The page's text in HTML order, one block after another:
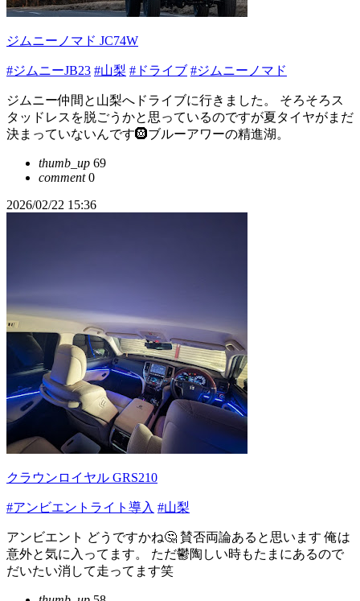
ジムニーノマド JC74W
#ジムニーJB23 #山梨 #ドライブ #ジムニーノマド
ジムニー仲間と山梨へドライブに行きました。 そろそろス
タッドレスを脱ごうかと思っているのですが夏タイヤがまだ
決まっていないんです🛞ブルーアワーの精進湖。
thumb_up 69
comment0
2026/02/22 15:36
クラウンロイヤル GRS210
#アンビエントライト導入 #山梨
アンビエント どうですかね🤔 賛否両論あると思います 俺は
意外と気に入ってます。 ただ鬱陶しい時もたまにあるので
だいたい消して走ってます笑